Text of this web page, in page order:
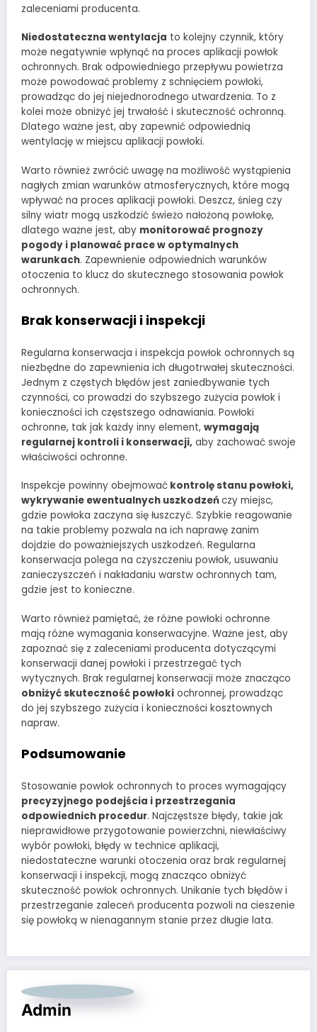
zaleceniami producenta.
Niedostateczna wentylacja to kolejny czynnik, który
może negatywnie wpłynąć na proces aplikacji powłok
ochronnych. Brak odpowiedniego przepływu powietrza
może powodować problemy z schnięciem powłoki,
prowadząc do jej niejednorodnego utwardzenia. To z
kolei może obniżyć jej trwałość i skuteczność ochronną.
Dlatego ważne jest, aby zapewnić odpowiednią
wentylację w miejscu aplikacji powłoki.
Warto również zwrócić uwagę na możliwość wystąpienia
nagłych zmian warunków atmosferycznych, które mogą
wpływać na proces aplikacji powłoki. Deszcz, śnieg czy
silny wiatr mogą uszkodzić świeżo nałożoną powłokę,
dlatego ważne jest, aby monitorować prognozy
pogody i planować prace w optymalnych
warunkach. Zapewnienie odpowiednich warunków
otoczenia to klucz do skutecznego stosowania powłok
ochronnych.
Brak konserwacji i inspekcji
Regularna konserwacja i inspekcja powłok ochronnych są
niezbędne do zapewnienia ich długotrwałej skuteczności.
Jednym z częstych błędów jest zaniedbywanie tych
czynności, co prowadzi do szybszego zużycia powłok i
konieczności ich częstszego odnawiania. Powłoki
ochronne, tak jak każdy inny element, wymagają
regularnej kontroli i konserwacji, aby zachować swoje
właściwości ochronne.
Inspekcje powinny obejmować kontrolę stanu powłoki,
wykrywanie ewentualnych uszkodzeńczy miejsc,
gdzie powłoka zaczyna się łuszczyć. Szybkie reagowanie
na takie problemy pozwala na ich naprawę zanim
dojdzie do poważniejszych uszkodzeń. Regularna
konserwacja polega na czyszczeniu powłok, usuwaniu
zanieczyszczeń i nakładaniu warstw ochronnych tam,
gdzie jest to konieczne.
Warto również pamiętać, że różne powłoki ochronne
mają różne wymagania konserwacyjne. Ważne jest, aby
zapoznać się z zaleceniami producenta dotyczącymi
konserwacji danej powłoki i przestrzegać tych
wytycznych. Brak regularnej konserwacji może znacząco
obniżyć skuteczność powłoki ochronnej, prowadząc
do jej szybszego zużycia i konieczności kosztownych
napraw.
Podsumowanie
Stosowanie powłok ochronnych to proces wymagający
precyzyjnego podejścia i przestrzegania
odpowiednich procedur. Najczęstsze błędy, takie jak
nieprawidłowe przygotowanie powierzchni, niewłaściwy
wybór powłoki, błędy w technice aplikacji,
niedostateczne warunki otoczenia oraz brak regularnej
konserwacji i inspekcji, mogą znacząco obniżyć
skuteczność powłok ochronnych. Unikanie tych błędów i
przestrzeganie zaleceń producenta pozwoli na cieszenie
się powłoką w nienagannym stanie przez długie lata.
Admin